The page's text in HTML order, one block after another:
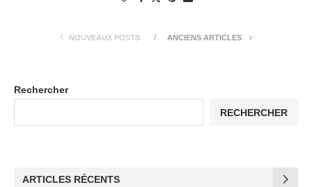
NOUVEAUX POSTS ANCIENS ARTICLES
Rechercher
RECHERCHER
ARTICLES RÉCENTS